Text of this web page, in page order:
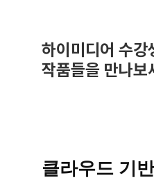
하이미디어 수강
작품들을 만나보
클라우드 기